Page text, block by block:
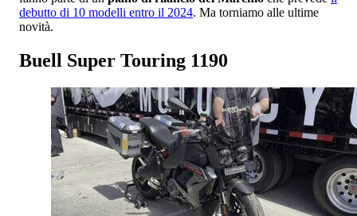
debutto di 10 modelli entro il 2024. Ma torniamo alle ultime
novità.
Buell Super Touring 1190